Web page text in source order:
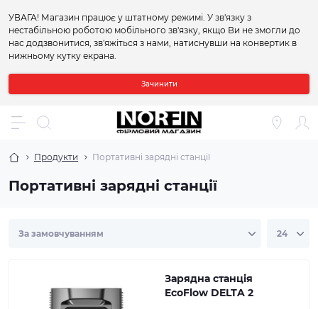
УВАГА! Магазин працює у штатному режимі. У зв'язку з
нестабільною роботою мобільного зв'язку, якщо Ви не змогли до
нас додзвонитися, зв'яжіться з нами, натиснувши на конвертик в
нижньому кутку екрана.
Зачинити
Продукти Портативні зарядні станції
Портативні зарядні станції
Зарядна станція
EcoFlow DELTA 2